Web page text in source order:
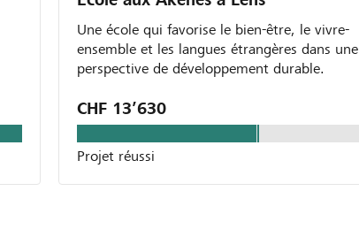
Une école qui favorise le bien-être, le vivre-
ensemble et les langues étrangères dans une
perspective de développement durable.
CHF 13’630
Projet réussi